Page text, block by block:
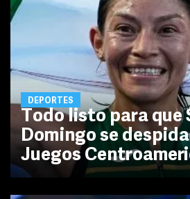
DEPORTES
Todo listo para que
Domingo se
Juegos